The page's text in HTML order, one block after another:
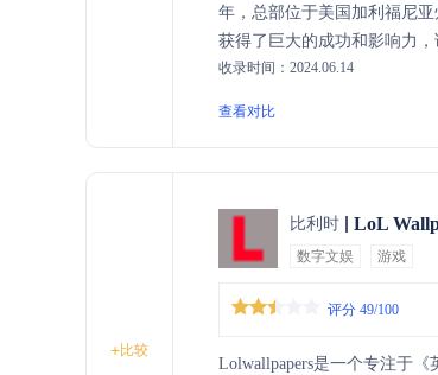
年，总部位于美国加利福尼亚
获得了巨大的成功和影响力
盟》，Riot Games还开发了《
收录时间：2024.06.14
查看对比
+比较
比利时 LoL
数字文娱 游戏
评分 49/100
Lolwallpapers是一个专注于